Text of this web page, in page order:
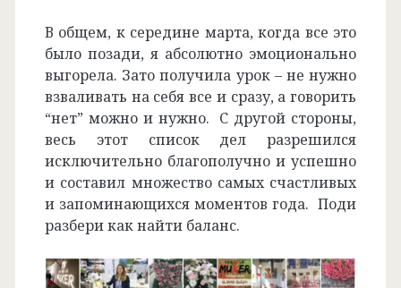
В общем, к середине марта, когда все это
было позади, я абсолютно эмоционально
выгорела. Зато получила урок – не нужно
взваливать на себя все и сразу, а говорить
“нет” можно и нужно. С другой стороны,
весь этот список дел разрешился
исключительно благополучно и успешно
и составил множество самых счастливых
и запоминающихся моментов года. Поди
разбери как найти баланс.